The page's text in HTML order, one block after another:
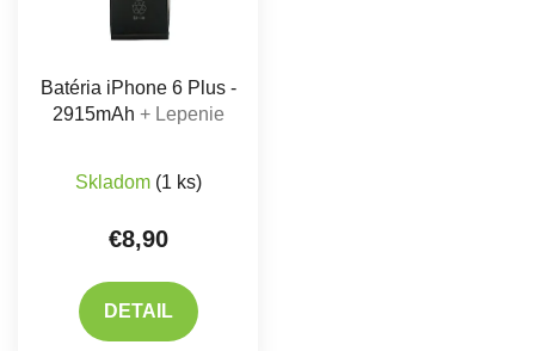
Batéria iPhone 6 Plus -
2915mAh + Lepenie
Skladom (1 ks)
€8,90
DETAIL